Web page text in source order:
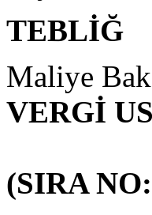
TEBLİĞ
Maliye
VERGİ
(SIRA